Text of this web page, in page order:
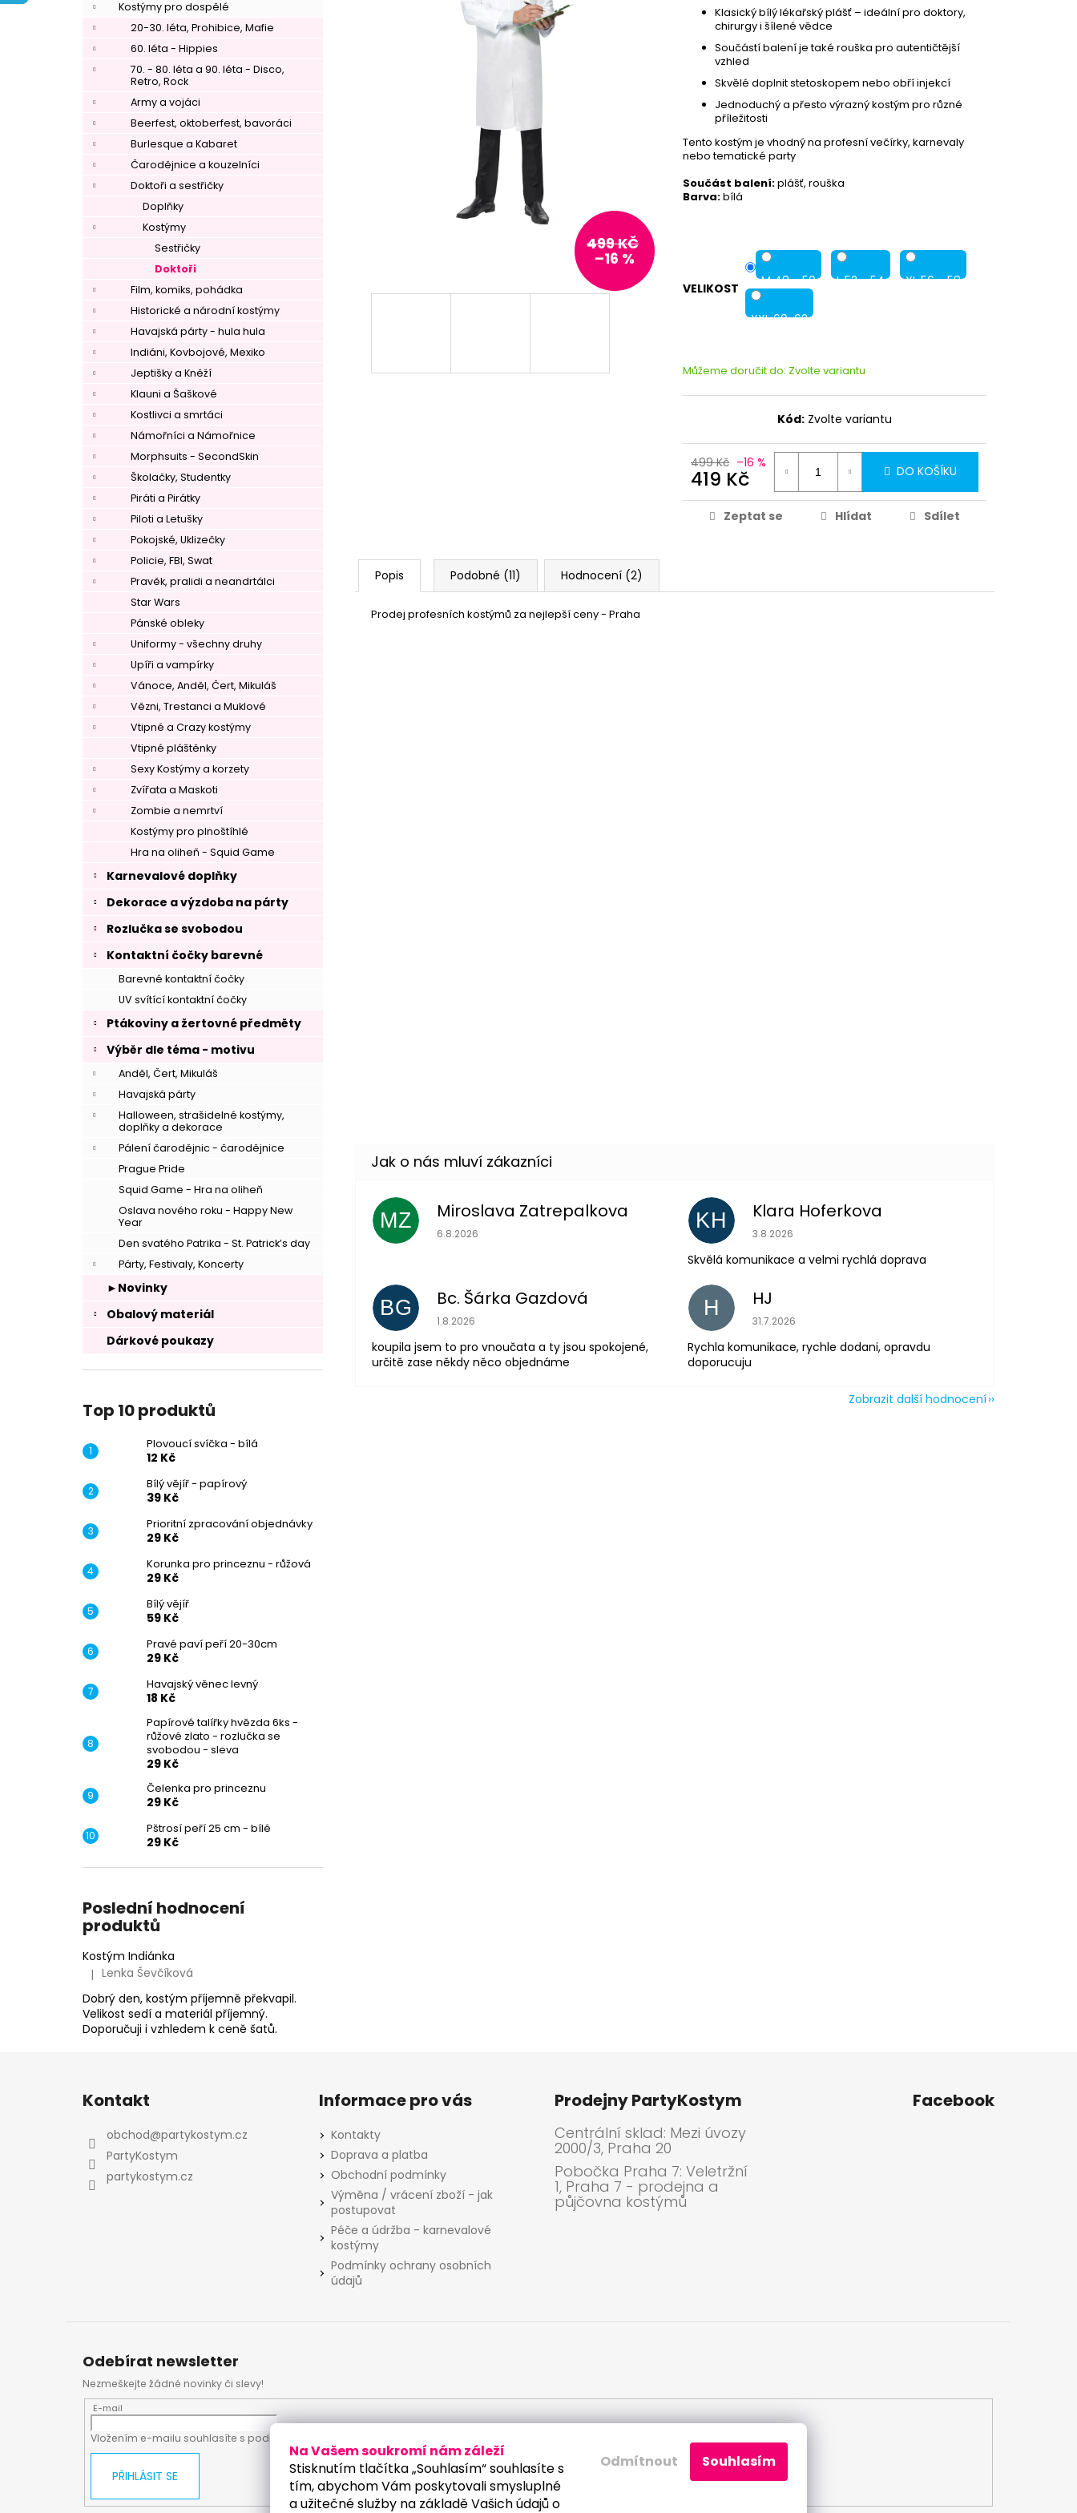
Na Vašem soukromí nám záleží
Stisknutím tlačítka „Souhlasím“ souhlasíte s
tím, abychom Vám poskytovali smysluplné
a užitečné služby na základě Vašich údajů o
Odmítnout Souhlasím
Kostýmy pro dospělé
20-30. léta, Prohibice, Mafie
60. léta - Hippies
70. - 80. léta a 90. léta - Disco,
Retro, Rock
Army a vojáci
Beerfest, oktoberfest, bavoráci
Burlesque a Kabaret
Čarodějnice a kouzelníci
Doktoři a sestřičky
Doplňky
Kostýmy
Sestřičky
Doktoři
Film, komiks, pohádka
Historické a národní kostýmy
Havajská párty - hula hula
Indiáni, Kovbojové, Mexiko
Jeptišky a Kněží
Klauni a Šaškové
Kostlivci a smrtáci
Námořníci a Námořnice
Morphsuits - SecondSkin
Školačky, Studentky
Piráti a Pirátky
Piloti a Letušky
Pokojské, Uklizečky
Policie, FBI, Swat
Pravěk, pralidi a neandrtálci
Star Wars
Pánské obleky
Uniformy - všechny druhy
Upíři a vampírky
Vánoce, Anděl, Čert, Mikuláš
Vězni, Trestanci a Muklové
Vtipné a Crazy kostýmy
Vtipné pláštěnky
Sexy Kostýmy a korzety
Zvířata a Maskoti
Zombie a nemrtví
Kostýmy pro plnoštíhlé
Hra na oliheň - Squid Game
Karnevalové doplňky
Dekorace a výzdoba na párty
Rozlučka se svobodou
Kontaktní čočky barevné
Barevné kontaktní čočky
UV svítící kontaktní čočky
Ptákoviny a žertovné předměty
Výběr dle téma - motivu
Anděl, Čert, Mikuláš
Havajská párty
Halloween, strašidelné kostýmy,
doplňky a dekorace
Pálení čarodějnic - čarodějnice
Prague Pride
Squid Game - Hra na oliheň
Oslava nového roku - Happy New
Year
Den svatého Patrika - St. Patrick’s day
Párty, Festivaly, Koncerty
►Novinky
Obalový materiál
Dárkové poukazy
Top 10 produktů
Plovoucí svíčka - bílá
12 Kč
Bílý vějíř - papírový
39 Kč
Prioritní zpracování objednávky
29 Kč
Korunka pro princeznu - růžová
29 Kč
Bílý vějíř
59 Kč
Pravé paví peří 20-30cm
29 Kč
Havajský věnec levný
18 Kč
Papírové talířky hvězda 6ks -
růžové zlato - rozlučka se
svobodou - sleva
29 Kč
Čelenka pro princeznu
29 Kč
Pštrosí peří 25 cm - bílé
29 Kč
Poslední hodnocení
produktů
Kostým Indiánka
Hodnocení produktu je 5 z 5 hvězdiček.
| Lenka Ševčíková
Dobrý den, kostým příjemně překvapil.
Velikost sedí a materiál příjemný.
Doporučuji i vzhledem k ceně šatů.
Klasický bílý lékařský plášť – ideální pro doktory,
chirurgy i šílené vědce
Součástí balení je také rouška pro autentičtější
vzhled
Skvělé doplnit stetoskopem nebo obří injekcí
Jednoduchý a přesto výrazný kostým pro různé
příležitosti
Tento kostým je vhodný na profesní večírky, karnevaly
nebo tematické party
Součást balení:plášť, rouška
Barva:bílá
VELIKOST M 48 - 50 L 52 - 54 XL 56 - 58
XXL 60-62
Můžeme doručit do: Zvolte variantu
Kód: Zvolte variantu
499 Kč –16 %
419 Kč DO KOŠÍKU
Zeptat se Hlídat Sdílet
499 KČ
–16 %
Popis Podobné (11) Hodnocení (2)
Prodej profesních kostýmů za nejlepší ceny - Praha
MZ Miroslava Zatrepalkova
Hodnocení obchodu je 5 z 5 hvězdiček.
6.8.2026
KH Klara Hoferkova
Hodnocení obchodu je 5 z 5 hvězdiček.
3.8.2026
Skvělá komunikace a velmi rychlá doprava
BG Bc. Šárka Gazdová
Hodnocení obchodu je 5 z 5 hvězdiček.
1.8.2026
koupila jsem to pro vnoučata a ty jsou spokojené,
určitě zase někdy něco objednáme
H HJ
Hodnocení obchodu je 5 z 5 hvězdiček.
31.7.2026
Rychla komunikace, rychle dodani, opravdu
doporucuju
Zobrazit další hodnocení
Odebírat newsletter
Nezmeškejte žádné novinky či slevy!
E-mail
Vložením e-mailu souhlasíte s podmínkami ochrany osobních údajů
PŘIHLÁSIT SE
Kontakt
obchod@partykostym.cz
PartyKostym
partykostym.cz
Informace pro vás
Kontakty
Doprava a platba
Obchodní podmínky
Výměna / vrácení zboží - jak
postupovat
Péče a údržba - karnevalové
kostýmy
Podmínky ochrany osobních
údajů
Prodejny PartyKostym
Centrální sklad: Mezi úvozy
2000/3, Praha 20
Pobočka Praha 7: Veletržní
1, Praha 7 - prodejna a
půjčovna kostýmů
Facebook